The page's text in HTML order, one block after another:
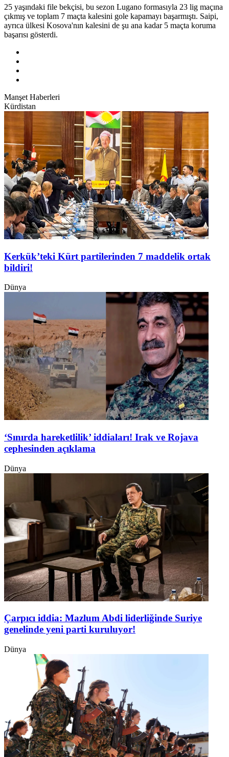
25 yaşındaki file bekçisi, bu sezon Lugano formasıyla 23 lig maçına
çıkmış ve toplam 7 maçta kalesini gole kapamayı başarmıştı. Saipi,
ayrıca ülkesi Kosova'nın kalesini de şu ana kadar 5 maçta koruma
başarısı gösterdi.
Manşet Haberleri
Kürdistan
Kerkük’teki Kürt partilerinden 7 maddelik ortak
bildiri!
Dünya
‘Sınırda hareketlilik’ iddiaları! Irak ve Rojava
cephesinden açıklama
Dünya
Çarpıcı iddia: Mazlum Abdi liderliğinde Suriye
genelinde yeni parti kuruluyor!
Dünya